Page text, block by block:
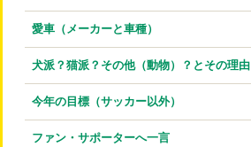
愛車（メーカーと車種）
犬派？猫派？その他（動物）？とその理由
今年の目標（サッカー以外）
ファン・サポーターへ一言